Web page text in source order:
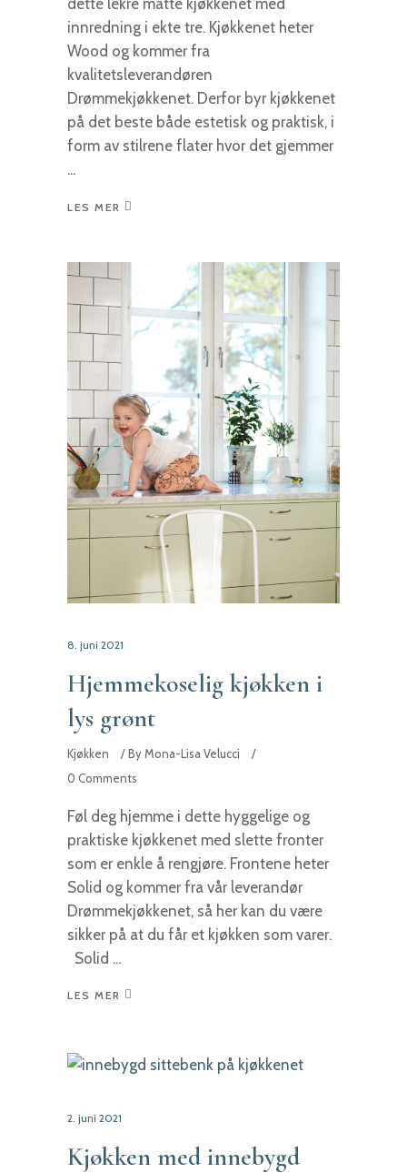
dette lekre matte kjøkkenet med
innredning i ekte tre. Kjøkkenet heter
Wood og kommer fra
kvalitetsleverandøren
Drømmekjøkkenet. Derfor byr kjøkkenet
på det beste både estetisk og praktisk, i
form av stilrene flater hvor det gjemmer
LES MER
8. juni 2021
Hjemmekoselig kjøkken i
lys grønt
Kjøkken ByMona-Lisa Velucci
0 Comments
Føl deg hjemme i dette hyggelige og
praktiske kjøkkenet med slette fronter
som er enkle å rengjøre. Frontene heter
Solid og kommer fra vår leverandør
Drømmekjøkkenet, så her kan du være
sikker på at du får et kjøkken som varer.
Solid
LES MER
2. juni 2021
Kjøkken med innebygd